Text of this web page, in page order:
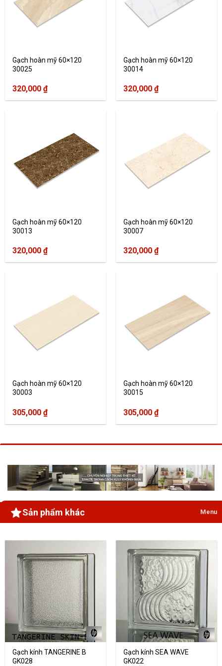
Gạch hoàn mỹ 60×120
30025
320,000 ₫
Gạch hoàn mỹ 60×120
30014
320,000 ₫
Gạch hoàn mỹ 60×120
30013
320,000 ₫
Gạch hoàn mỹ 60×120
30007
320,000 ₫
Gạch hoàn mỹ 60×120
30003
305,000 ₫
Gạch hoàn mỹ 60×120
30015
305,000 ₫
Sản phẩm khác Menu
Gạch kính TANGERINE B
GK028
Gạch kính SEA WAVE
GK022